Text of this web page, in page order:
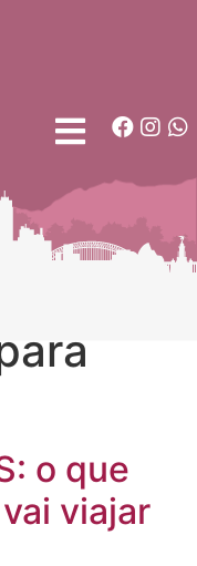
o que
viajar